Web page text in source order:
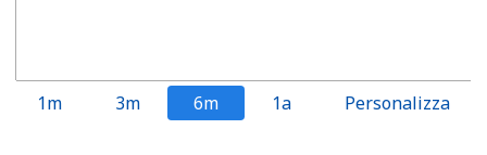
1m 3m 6m 1a Personalizza